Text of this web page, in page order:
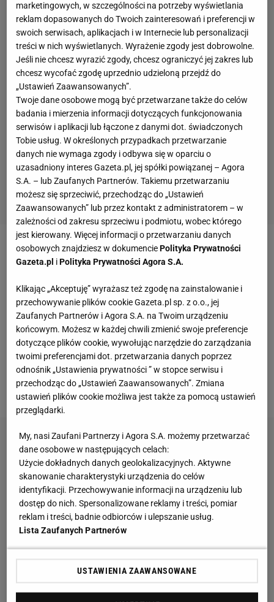
Spodnie i sukienki plus size
Na co dzień wybieraj spodnie z prostą nogawką,
która optycznie wyszczupla nogi. Nie musisz
rezygnować ze skórzanych legginsów czy
kwiatowych wzorów, jeśli będą w ciemnych
kolorach. Wybieraj koronkowe motywy. Zbędne
kilogramy z powodzeniem zamaskują wygodne
ogrodniczki.
marketingowych, w szczególności na potrzeby wyświetlania
reklam dopasowanych do Twoich zainteresowań i preferencji w
swoich serwisach, aplikacjach i w Internecie lub personalizacji
treści w nich wyświetlanych. Wyrażenie zgody jest dobrowolne.
Jeśli nie chcesz wyrazić zgody, chcesz ograniczyć jej zakres lub
chcesz wycofać zgodę uprzednio udzieloną przejdź do
„Ustawień Zaawansowanych”.
Twoje dane osobowe mogą być przetwarzane także do celów
badania i mierzenia informacji dotyczących funkcjonowania
serwisów i aplikacji lub łączone z danymi dot. świadczonych
Tobie usług. W określonych przypadkach przetwarzanie
danych nie wymaga zgody i odbywa się w oparciu o
uzasadniony interes Gazeta.pl, jej spółki powiązanej – Agora
S.A. – lub Zaufanych Partnerów. Takiemu przetwarzaniu
możesz się sprzeciwić, przechodząc do „Ustawień
Zaawansowanych” lub przez kontakt z administratorem – w
zależności od zakresu sprzeciwu i podmiotu, wobec którego
jest kierowany. Więcej informacji o przetwarzaniu danych
osobowych znajdziesz w dokumenciePolityka Prywatności
Gazeta.pl iPolityka Prywatności Agora S.A.
Klikając „Akceptuję” wyrażasz też zgodę na zainstalowanie i
przechowywanie plików cookie Gazeta.pl sp. z o.o., jej
Zaufanych Partnerów i Agora S.A. na Twoim urządzeniu
końcowym. Możesz w każdej chwili zmienić swoje preferencje
dotyczące plików cookie, wywołując narzędzie do zarządzania
twoimi preferencjami dot. przetwarzania danych poprzez
odnośnik „Ustawienia prywatności ” w stopce serwisu i
przechodząc do „Ustawień Zaawansowanych”. Zmiana
ustawień plików cookie możliwa jest także za pomocą ustawień
przeglądarki.
My, nasi Zaufani Partnerzy i Agora S.A. możemy przetwarzać
dane osobowe w następujących celach:
Użycie dokładnych danych geolokalizacyjnych. Aktywne
skanowanie charakterystyki urządzenia do celów
identyfikacji. Przechowywanie informacji na urządzeniu lub
dostęp do nich. Spersonalizowane reklamy i treści, pomiar
reklam i treści, badnie odbiorców i ulepszanie usług.
Lista Zaufanych Partnerów
USTAWIENIA ZAAWANSOWANE